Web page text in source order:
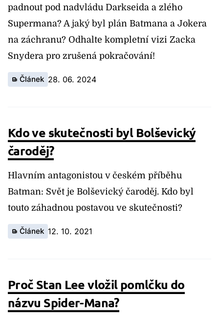
padnout pod nadvládu Darkseida a zlého
Supermana? A jaký byl plán Batmana a Jokera
na záchranu? Odhalte kompletní vizi Zacka
Snydera pro zrušená pokračování!
Článek 28. 06. 2024
Kdo ve skutečnosti byl Bolševický
čaroděj?
Hlavním antagonistou v českém příběhu
Batman: Svět je Bolševický čaroděj. Kdo byl
touto záhadnou postavou ve skutečnosti?
Článek 12. 10. 2021
Proč Stan Lee vložil pomlčku do
názvu Spider-Mana?